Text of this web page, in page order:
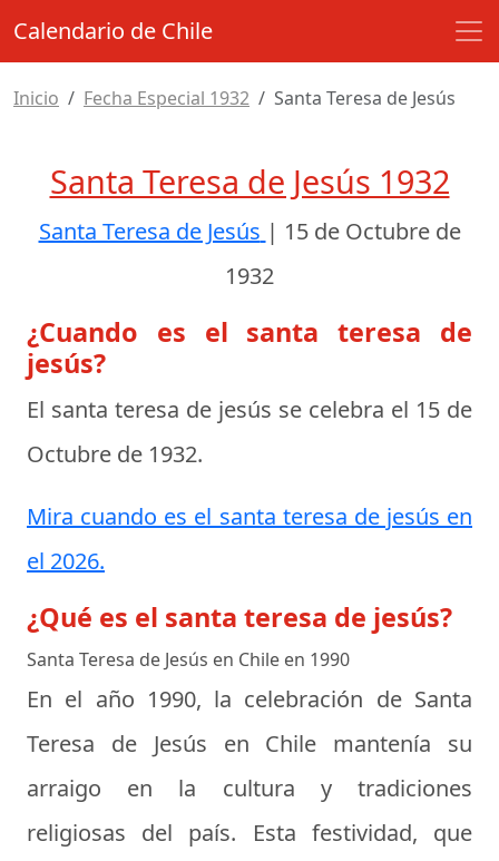
Calendario de Chile
Inicio Fecha Especial 1932 Santa Teresa de Jesús
Santa Teresa de Jesús 1932
Santa Teresa de Jesús | 15 de Octubre de
1932
¿Cuando es el santa teresa de
jesús?
El santa teresa de jesús se celebra el 15 de
Octubre de 1932.
Mira cuando es el santa teresa de jesús en
el 2026.
¿Qué es el santa teresa de jesús?
Santa Teresa de Jesús en Chile en 1990
En el año 1990, la celebración de Santa
Teresa de Jesús en Chile mantenía su
arraigo en la cultura y tradiciones
religiosas del país. Esta festividad, que